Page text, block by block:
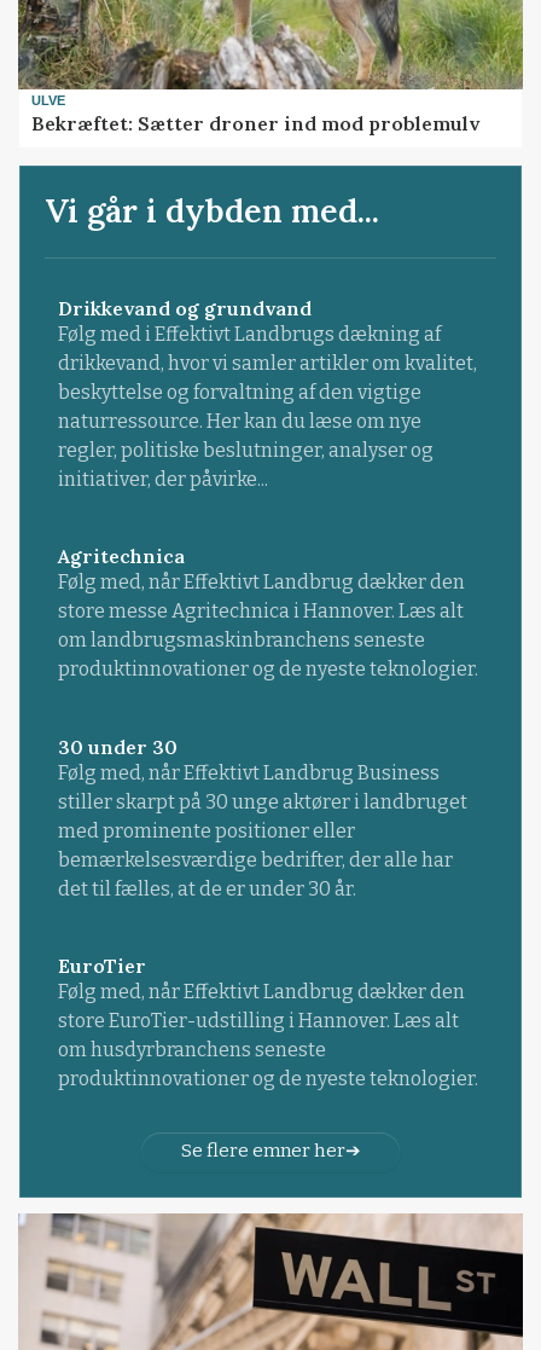
ULVE
Bekræftet: Sætter droner ind mod problemulv
Vi går i dybden med...
Drikkevand og grundvand
Følg med i Effektivt Landbrugs dækning af
drikkevand, hvor vi samler artikler om kvalitet,
beskyttelse og forvaltning af den vigtige
naturressource. Her kan du læse om nye
regler, politiske beslutninger, analyser og
initiativer, der påvirke...
Agritechnica
Følg med, når Effektivt Landbrug dækker den
store messe Agritechnica i Hannover. Læs alt
om landbrugsmaskinbranchens seneste
produktinnovationer og de nyeste teknologier.
30 under 30
Følg med, når Effektivt Landbrug Business
stiller skarpt på 30 unge aktører i landbruget
med prominente positioner eller
bemærkelsesværdige bedrifter, der alle har
det til fælles, at de er under 30 år.
EuroTier
Følg med, når Effektivt Landbrug dækker den
store EuroTier-udstilling i Hannover. Læs alt
om husdyrbranchens seneste
produktinnovationer og de nyeste teknologier.
Se flere emner her